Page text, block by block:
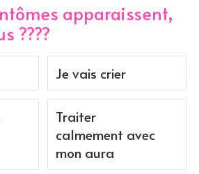
apparaissent,
????
Je vais crier
Traiter
calmement avec
mon aura